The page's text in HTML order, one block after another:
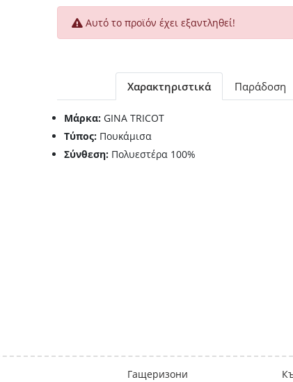
Αυτό το προϊόν έχει εξαντληθεί!
Χαρακτηριστικά Παράδοση
Μάρκα: GINA TRICOT
Τύπος: Πουκάμισα
Σύνθεση: Πολυεστέρα 100%
Гащеризони